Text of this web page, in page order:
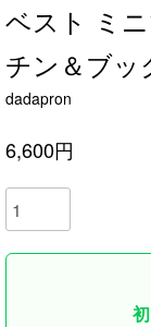
ベスト ミ
チン＆ブッ
dadapron
6,600円